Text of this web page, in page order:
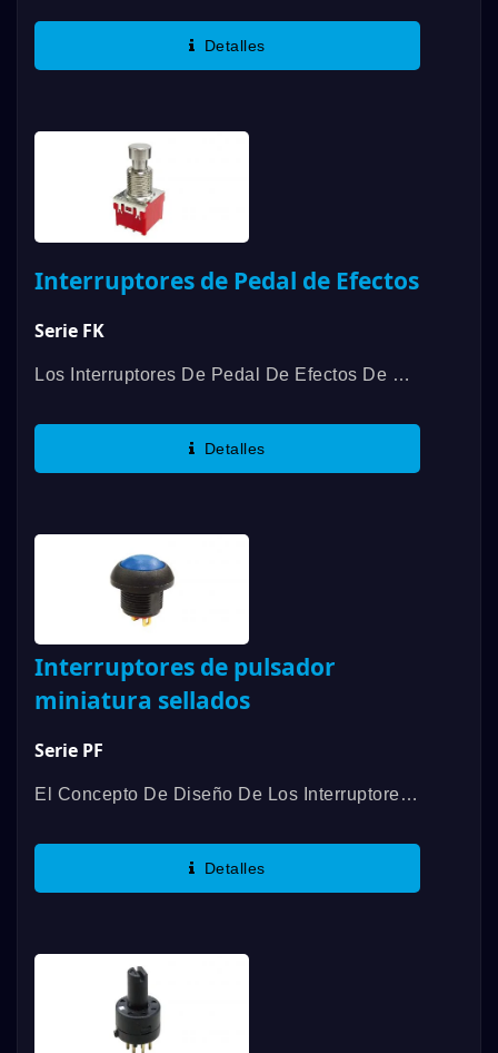
Variedad De Funciones De Conmutación,
Detalles
Interruptores de Pedal de Efectos
Serie FK
Los Interruptores De Pedal De Efectos De La
Circuitos SPDT, DPDT O 3PDT. Ofrecemos
Detalles
Interruptores de pulsador
miniatura sellados
Serie PF
El Concepto De Diseño De Los Interruptores
De DAILYWELL Proviene De Los
Detalles